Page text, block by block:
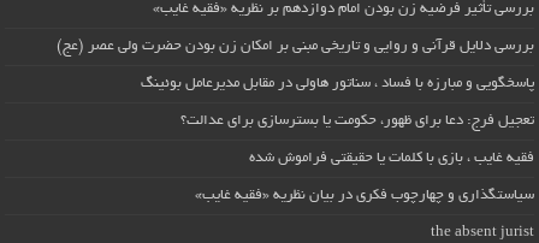
بررسی تأثیر فرضیه زن بودن امام دوازدهم بر نظریه «فقیه غایب»
بررسی دلایل قرآنی و روایی و تاریخی مبنی بر امکان زن بودن حضرت ولی عصر (عج)
پاسخگویی و مبارزه با فساد ، سناتور هاولی در مقابل مدیرعامل بوئینگ
تعجیل فرج: دعا برای ظهور، حکومت یا بسترسازی برای عدالت؟
فقیه غایب ، بازی با کلمات یا حقیقتی فراموش شده
سیاستگذاری و چهارچوب فکری در بیان نظریه «فقیه غایب»
the absent jurist